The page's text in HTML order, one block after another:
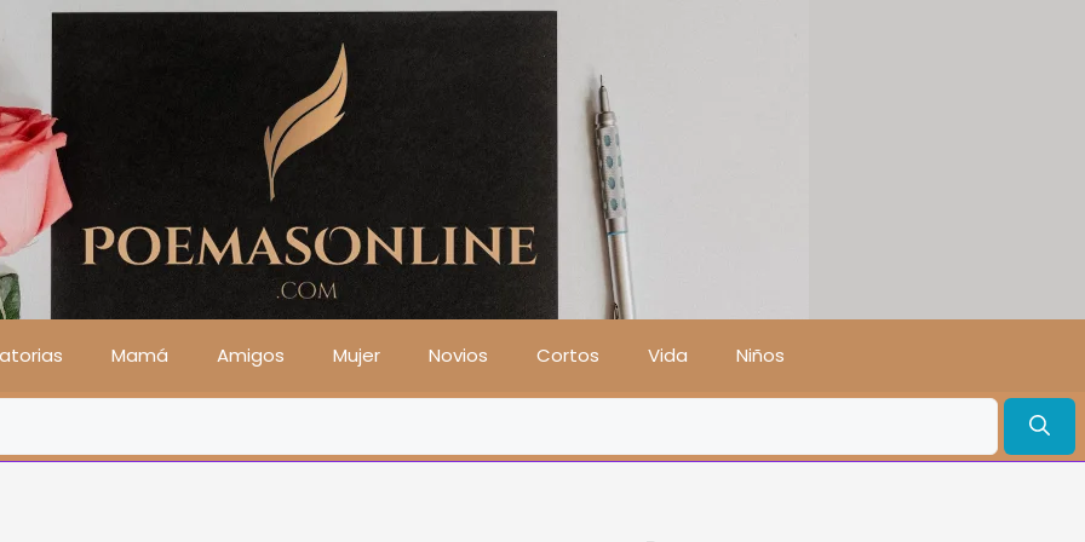
Mamá Amigos Mujer Novios Cortos Vida Niños